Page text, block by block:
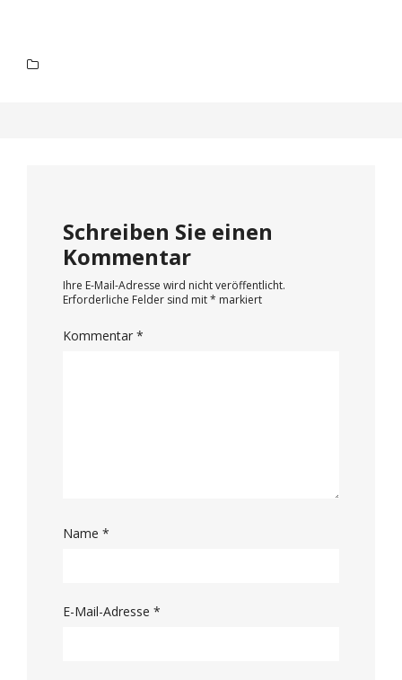
Schreiben Sie einen
Kommentar
Ihre E-Mail-Adresse wird nicht veröffentlicht.
Erforderliche Felder sind mit* markiert
Kommentar *
Name *
E-Mail-Adresse *